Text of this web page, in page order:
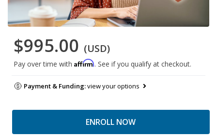
$995.00 (USD)
Pay over time with Affirm. See if you qualify at checkout.
Payment & Funding:view your options
ENROLL NOW